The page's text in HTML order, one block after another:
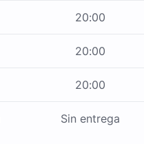
20:00
20:00
20:00
Sin entrega